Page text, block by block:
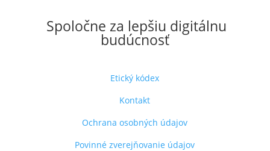
Spoločne za lepšiu digitálnu
budúcnosť
Etický kódex
Kontakt
Ochrana osobných údajov
Povinné zverejňovanie údajov